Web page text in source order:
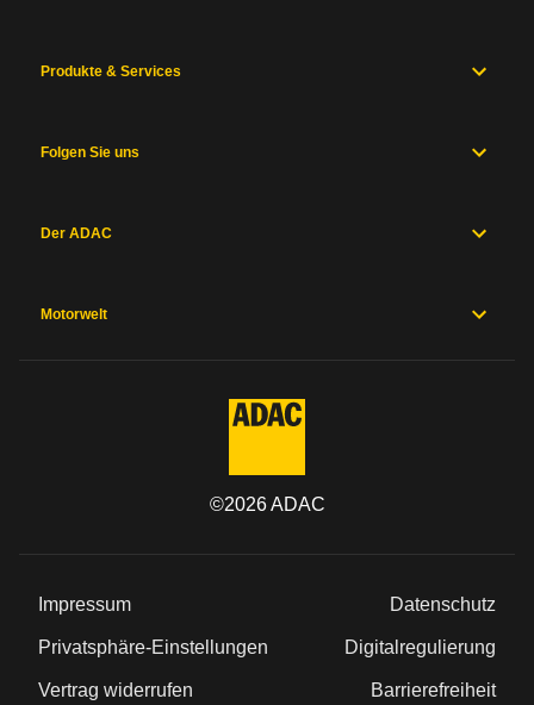
Produkte & Services
Folgen Sie uns
Der ADAC
Motorwelt
©2026ADAC
Impressum Datenschutz
Privatsphäre-Einstellungen Digitalregulierung
Vertrag widerrufen Barrierefreiheit